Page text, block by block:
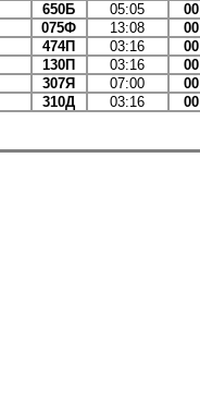
650Б 05:05
075Ф 13:08
474П 03:16
130П 03:16
307Я 07:00
310Д 03:16